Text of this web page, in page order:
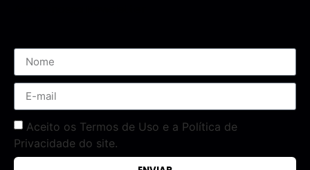
Aceito os Termos de Uso e a Política de
Privacidade do site.